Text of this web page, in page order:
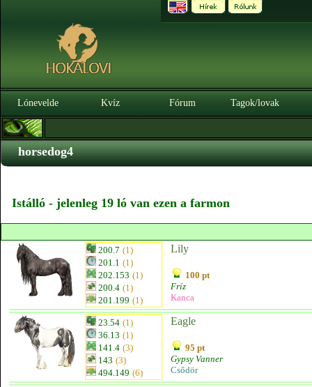
Lónevelde Kvíz Fórum Tagok/lovak
horsedog4
Istálló - jelenleg 19 ló van ezen a farmon
200.7 (1)
201.1 (1)
202.153 (1)
200.4 (1)
201.199 (1)
Lily
100 pt
Fríz
Kanca
23.54 (1)
36.13 (1)
141.4 (3)
143 (3)
494.149 (6)
Eagle
95 pt
Gypsy Vanner
Csődör